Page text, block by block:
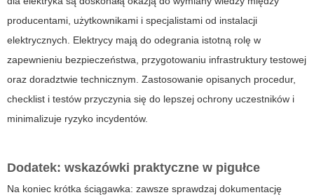
producentami, użytkownikami i specjalistami od instalacji
elektrycznych. Elektrycy mają do odegrania istotną rolę w
zapewnieniu bezpieczeństwa, przygotowaniu infrastruktury testowej
oraz doradztwie technicznym. Zastosowanie opisanych procedur,
checklist i testów przyczynia się do lepszej ochrony uczestników i
minimalizuje ryzyko incydentów.
Dodatek: wskazówki praktyczne w pigułce
Na koniec krótka ściągawka: zawsze sprawdzaj dokumentację